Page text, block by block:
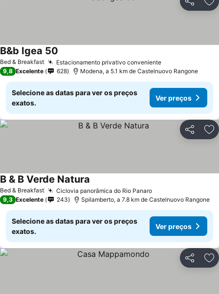
Partilhar
Bed & Breakfast Estacionamento privativo convenienteVer preços
B&b Igea 50
9,8 Excelente 628 Modena, a 5.1 km de Castelnuovo Rangone
Selecione as datas para ver os preços
exatos.
Ver preços
Partilhar
Bed & Breakfast Ciclovia panorâmica do Rio PanaroVer preços
B & B Verde Natura
9,3 Excelente 243 Spilamberto, a 7.8 km de Castelnuovo Rangone
Selecione as datas para ver os preços
exatos.
Ver preços
Partilhar